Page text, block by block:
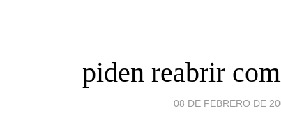
piden reabrir
08 DE FEBRERO DE